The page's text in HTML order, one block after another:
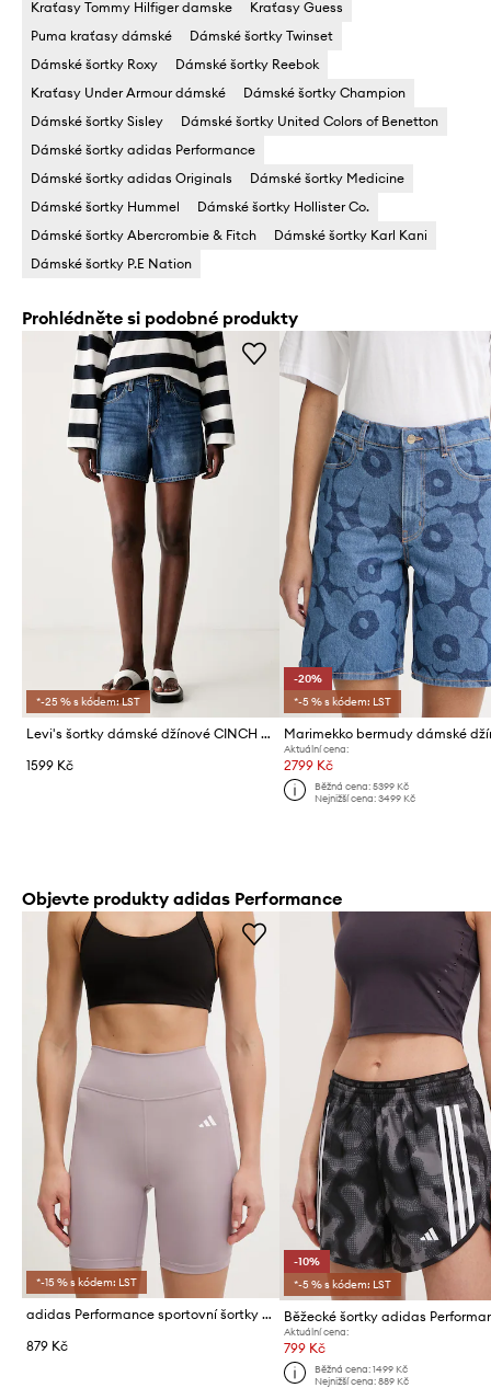
Kraťasy Tommy Hilfiger damske
Kraťasy Guess
Puma kraťasy dámské
Dámské šortky Twinset
Dámské šortky Roxy
Dámské šortky Reebok
Kraťasy Under Armour dámské
Dámské šortky Champion
Dámské šortky Sisley
Dámské šortky United Colors of Benetton
Dámské šortky adidas Performance
Dámské šortky adidas Originals
Dámské šortky Medicine
Dámské šortky Hummel
Dámské šortky Hollister Co.
Dámské šortky Abercrombie & Fitch
Dámské šortky Karl Kani
Dámské šortky P.E Nation
Prohlédněte si podobné produkty
*-25 % s kódem: LST
Levi's šortky dámské džínové CINCH MID-THIGH
1599 Kč
-20%
*-5 % s kódem: LST
Marimekko bermudy dámské
Aktuální cena:
2799 Kč
Běžná cena: 5399 Kč
Nejnižší cena: 3499 Kč
Objevte produkty adidas Performance
*-15 % s kódem: LST
adidas Performance sportovní šortky dámské
879 Kč
-10%
*-5 % s kódem: LST
Aktuální cena:
799 Kč
Běžná cena: 1499 Kč
Nejnižší cena: 889 Kč